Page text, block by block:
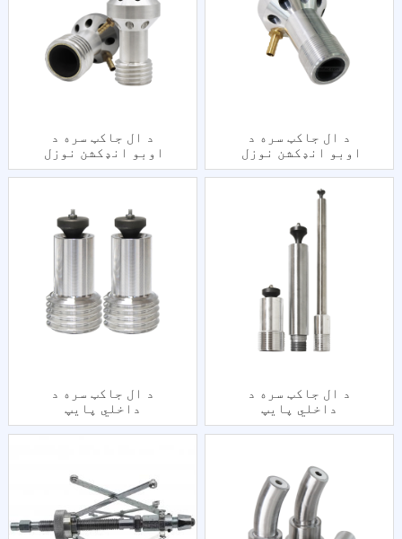
د ال جاکټ سره د
اوبو انډکشن نوزل ​​​​
موړه تار
د ال جاکټ سره د
اوبو انډکشن نوزل ​​
ښه تار
د ال جاکټ سره د
داخلي پایپ
بلاسټینګ نوزل ​​تور
تار
د ال جاکټ سره د
داخلي پایپ
چاودیدونکي نوزل ​​
ښه تار